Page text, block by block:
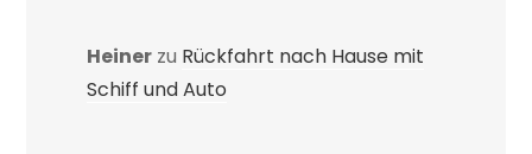
Heiner zu Rückfahrt nach Hause mit
Schiff und Auto